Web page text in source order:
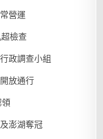
營運
檢查
政調查小組
放通行
澎湖奪冠